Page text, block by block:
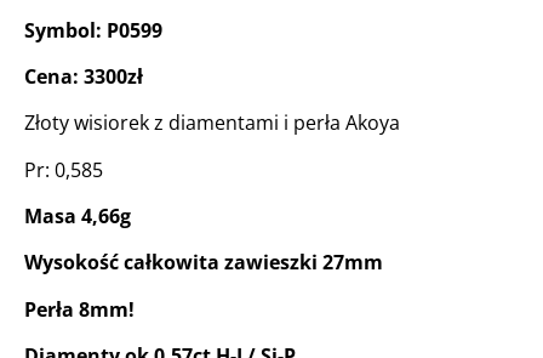
Symbol: P0599
Cena: 3300zł
Złoty wisiorek z diamentami i perła Akoya
Pr: 0,585
Masa 4,66g
Wysokość całkowita zawieszki 27mm
Perła 8mm!